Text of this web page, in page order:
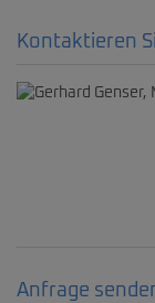
Kontaktieren
Anfrage